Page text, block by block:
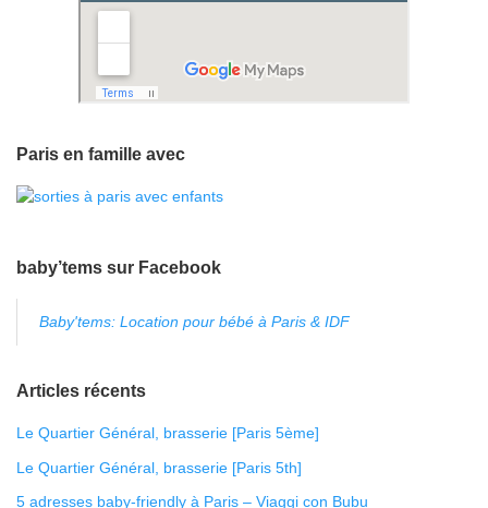
Paris en famille avec
baby’tems sur Facebook
Baby'tems: Location pour bébé à Paris & IDF
Articles récents
Le Quartier Général, brasserie [Paris 5ème]
Le Quartier Général, brasserie [Paris 5th]
5 adresses baby-friendly à Paris – Viaggi con Bubu